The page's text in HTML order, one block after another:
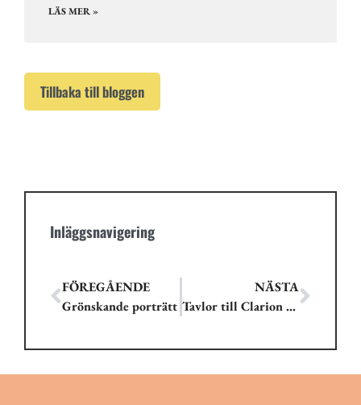
LÄS MER »
Tillbaka till bloggen
Inläggsnavigering
FÖREGÅENDE
Grönskande porträtt
NÄSTA
Tavlor till Clarion Hotel Winn Gävle